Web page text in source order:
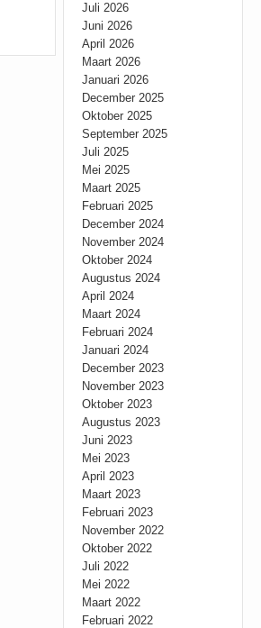
Juli 2026
Juni 2026
April 2026
Maart 2026
Januari 2026
December 2025
Oktober 2025
September 2025
Juli 2025
Mei 2025
Maart 2025
Februari 2025
December 2024
November 2024
Oktober 2024
Augustus 2024
April 2024
Maart 2024
Februari 2024
Januari 2024
December 2023
November 2023
Oktober 2023
Augustus 2023
Juni 2023
Mei 2023
April 2023
Maart 2023
Februari 2023
November 2022
Oktober 2022
Juli 2022
Mei 2022
Maart 2022
Februari 2022